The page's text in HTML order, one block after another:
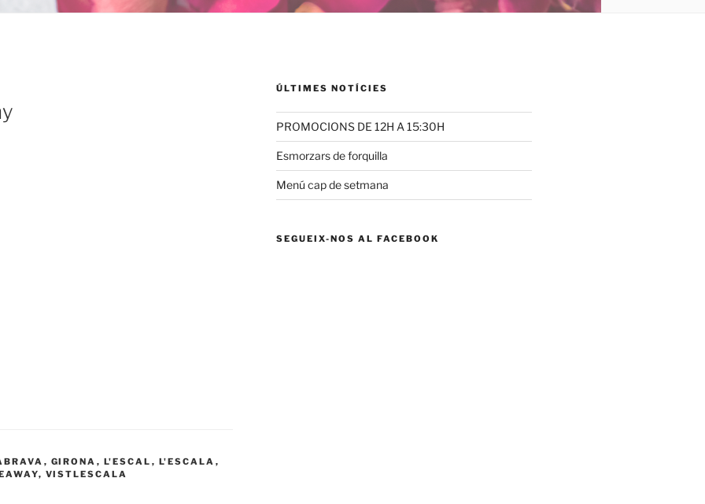
, GIRONA , L'ESCAL , L'ESCALA ,
, VISTLESCALA
ÚLTIMES NOTÍCIES
PROMOCIONS DE 12H A 15:30H
Esmorzars de forquilla
Menú cap de setmana
SEGUEIX-NOS AL FACEBOOK